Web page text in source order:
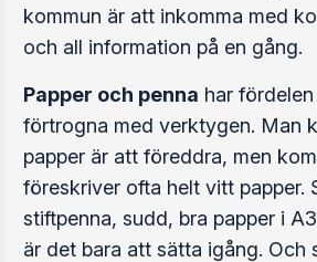
kommun är att inkomma med
och all information på en gång.
Papper och penna har
förtrogna med verktygen. Man
papper är att föreddra, men
föreskriver ofta helt vitt papper.
stiftpenna, sudd, bra papper i
är det bara att sätta igång. Och